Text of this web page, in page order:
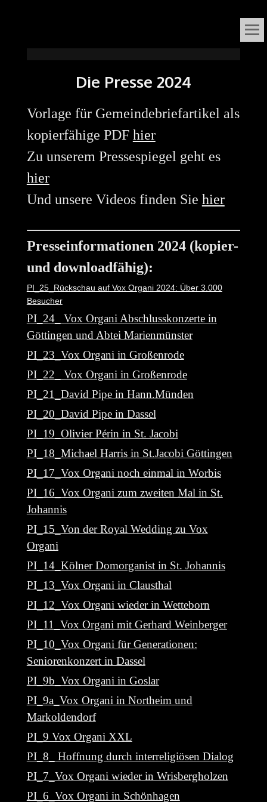
SÜDNIEDERSACHSEN
Die Presse 2024
Vorlage für Gemeindebriefartikel als
kopierfähige PDF hier
Zu unserem Pressespiegel geht es
hier
Und unsere Videos finden Sie hier
Presseinformationen 2024 (kopier-
und downloadfähig):
PI_25_Rückschau auf Vox Organi 2024: Über 3.000
Besucher
PI_24_ Vox Organi Abschlusskonzerte in
Göttingen und Abtei Marienmünster
PI_23_Vox Organi in Großenrode
PI_22_ Vox Organi in Großenrode
PI_21_David Pipe in Hann.Münden
PI_20_David Pipe in Dassel
PI_19_Olivier Périn in St. Jacobi
PI_18_Michael Harris in St.Jacobi Göttingen
PI_17_Vox Organi noch einmal in Worbis
PI_16_Vox Organi zum zweiten Mal in St.
Johannis
PI_15_Von der Royal Wedding zu Vox
Organi
PI_14_Kölner Domorganist in St. Johannis
PI_13_Vox Organi in Clausthal
PI_12_Vox Organi wieder in Wetteborn
PI_11_Vox Organi mit Gerhard Weinberger
PI_10_Vox Organi für Generationen:
Seniorenkonzert in Dassel
PI_9b_Vox Organi in Goslar
PI_9a_Vox Organi in Northeim und
Markoldendorf
PI_9 Vox Organi XXL
PI_8_ Hoffnung durch interreligiösen Dialog
PI_7_Vox Organi wieder in Wrisbergholzen
PI_6_Vox Organi in Schönhagen